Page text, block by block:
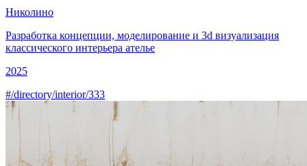
Николино
Разработка концепции, моделирование и 3d визуализация
классического интерьера ателье
2025
#/directory/interior/333